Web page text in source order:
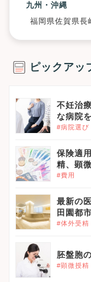
九州・沖縄
福岡県佐賀県長
ピックアッ
不妊治
な病院
#病院選び
保険適
精、顕
#費用
最新の
田園都
#体外受精
胚盤胞
#顕微授精